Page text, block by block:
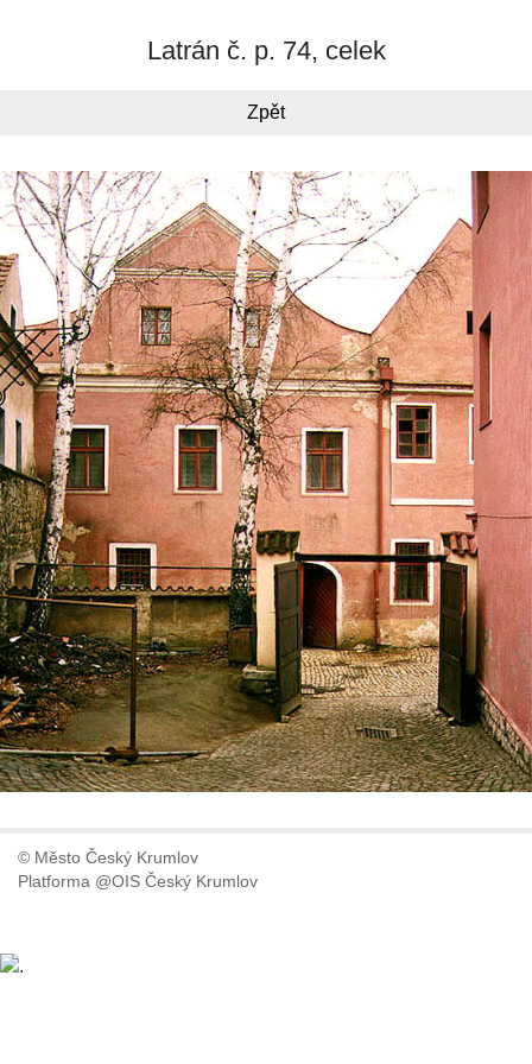
Latrán č. p. 74, celek
Zpět
© Město Český Krumlov
Platforma @OIS Český Krumlov